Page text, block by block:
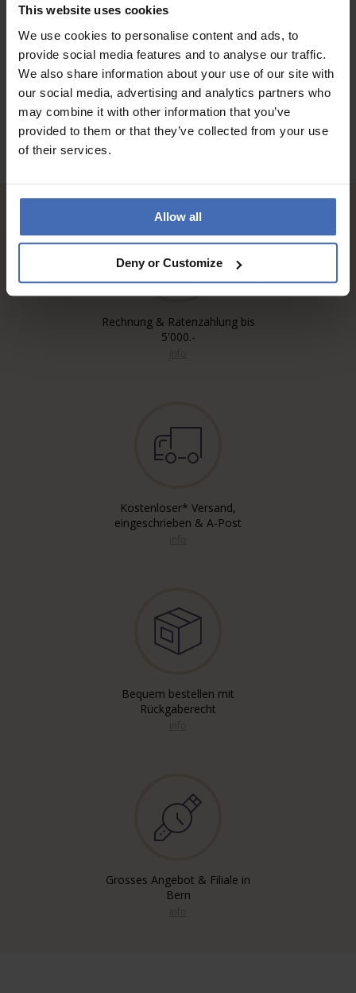
This website uses cookies
We use cookies to personalise content and ads, to
provide social media features and to analyse our traffic.
We also share information about your use of our site with
our social media, advertising and analytics partners who
may combine it with other information that you’ve
provided to them or that they’ve collected from your use
of their services.
Allow all
Deny or Customize
ZU DEN BEWERTUNGEN
Rechnung & Ratenzahlung bis
5'000.-
Kostenloser* Versand,
eingeschrieben & A-Post
Bequem bestellen mit
Rückgaberecht
Grosses Angebot & Filiale in
Bern